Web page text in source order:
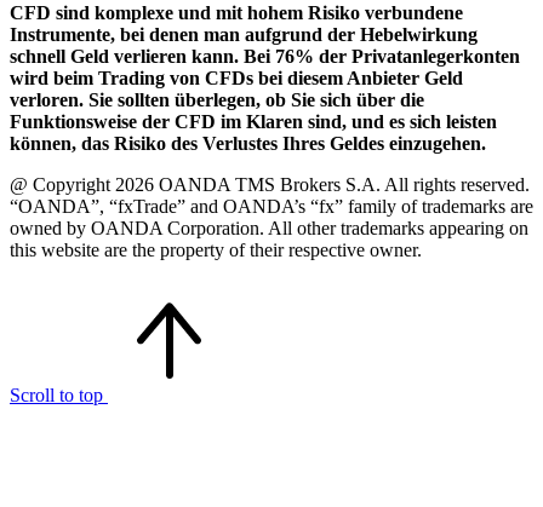
CFD sind komplexe und mit hohem Risiko verbundene
Instrumente, bei denen man aufgrund der Hebelwirkung
schnell Geld verlieren kann. Bei 76% der Privatanlegerkonten
wird beim Trading von CFDs bei diesem Anbieter Geld
verloren. Sie sollten überlegen, ob Sie sich über die
Funktionsweise der CFD im Klaren sind, und es sich leisten
können, das Risiko des Verlustes Ihres Geldes einzugehen.
@ Copyright 2026 OANDA TMS Brokers S.A. All rights reserved.
“OANDA”, “fxTrade” and OANDA’s “fx” family of trademarks are
owned by OANDA Corporation. All other trademarks appearing on
this website are the property of their respective owner.
Scroll to top